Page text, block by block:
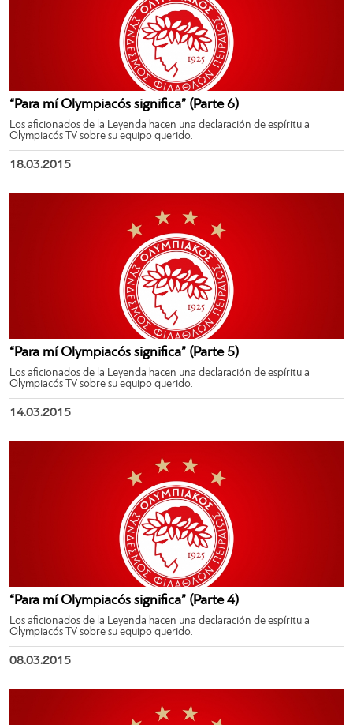
“Para mí Olympiacós significa” (Parte 6)
Los aficionados de la Leyenda hacen una declaración de espíritu a
Olympiacós TV sobre su equipo querido.
18.03.2015
“Para mí Olympiacós significa” (Parte 5)
Los aficionados de la Leyenda hacen una declaración de espíritu a
Olympiacós TV sobre su equipo querido.
14.03.2015
“Para mí Olympiacós significa” (Parte 4)
Los aficionados de la Leyenda hacen una declaración de espíritu a
Olympiacós TV sobre su equipo querido.
08.03.2015